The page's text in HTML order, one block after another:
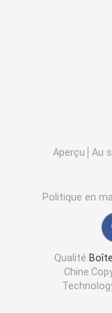
Aperçu Au
Politique en
Qualité